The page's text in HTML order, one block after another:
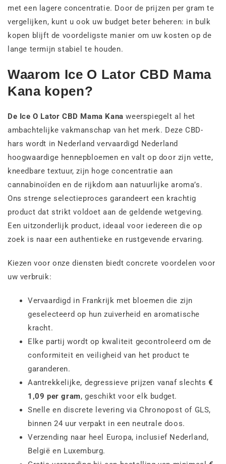
met een lagere concentratie. Door de prijzen per gram te
vergelijken, kunt u ook uw budget beter beheren: in bulk
kopen blijft de voordeligste manier om uw kosten op de
lange termijn stabiel te houden.
Waarom Ice O Lator CBD Mama
Kana kopen?
De Ice O Lator CBD Mama Kana weerspiegelt al het
ambachtelijke vakmanschap van het merk. Deze CBD-
hars wordt in Nederland vervaardigd Nederland
hoogwaardige hennepbloemen en valt op door zijn vette,
kneedbare textuur, zijn hoge concentratie aan
cannabinoïden en de rijkdom aan natuurlijke aroma’s.
Ons strenge selectieproces garandeert een krachtig
product dat strikt voldoet aan de geldende wetgeving.
Een uitzonderlijk product, ideaal voor iedereen die op
zoek is naar een authentieke en rustgevende ervaring.
Kiezen voor onze diensten biedt concrete voordelen voor
uw verbruik:
Vervaardigd in Frankrijk met bloemen die zijn
geselecteerd op hun zuiverheid en aromatische
kracht.
Elke partij wordt op kwaliteit gecontroleerd om de
conformiteit en veiligheid van het product te
garanderen.
Aantrekkelijke, degressieve prijzen vanaf slechts €
1,09 per gram, geschikt voor elk budget.
Snelle en discrete levering via Chronopost of GLS,
binnen 24 uur verpakt in een neutrale doos.
Verzending naar heel Europa, inclusief Nederland,
België en Luxemburg.